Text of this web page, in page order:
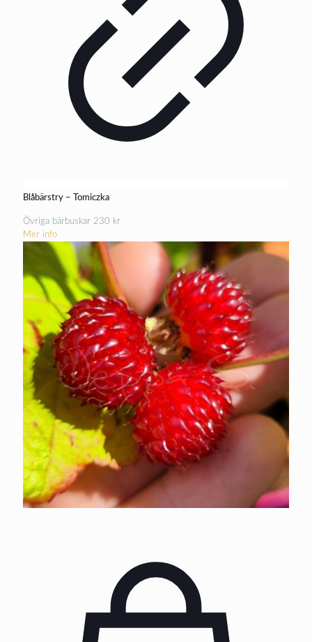
Blåbärstry – Tomiczka
Övriga bärbuskar 230 kr
Mer info